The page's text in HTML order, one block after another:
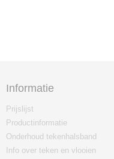
Informatie
Prijslijst
Productinformatie
Onderhoud tekenhalsband
Info over teken en vlooien